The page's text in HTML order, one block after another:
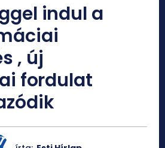
indul a
, új
fordulat